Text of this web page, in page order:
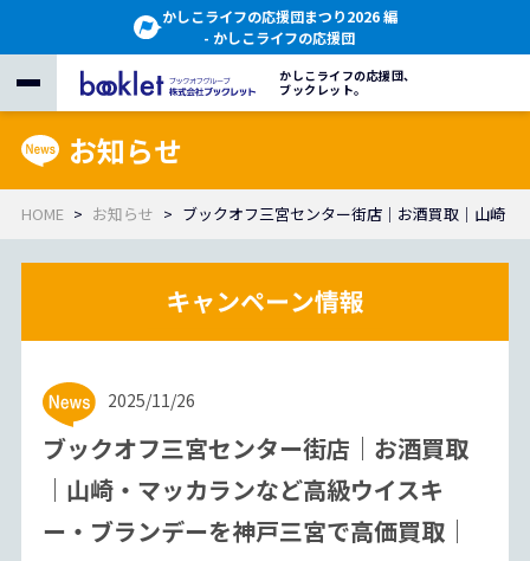
かしこライフの応援団まつり2026 編
- かしこライフの応援団
かしこライフの応援団、
ブックレット。
お知らせ
HOME お知らせ ブックオフ三宮センター街店｜お酒買取｜山崎
2025/11/26
ブックオフ三宮センター街店｜お酒買取
｜山崎・マッカランなど高級ウイスキ
ー・ブランデーを神戸三宮で高価買取｜